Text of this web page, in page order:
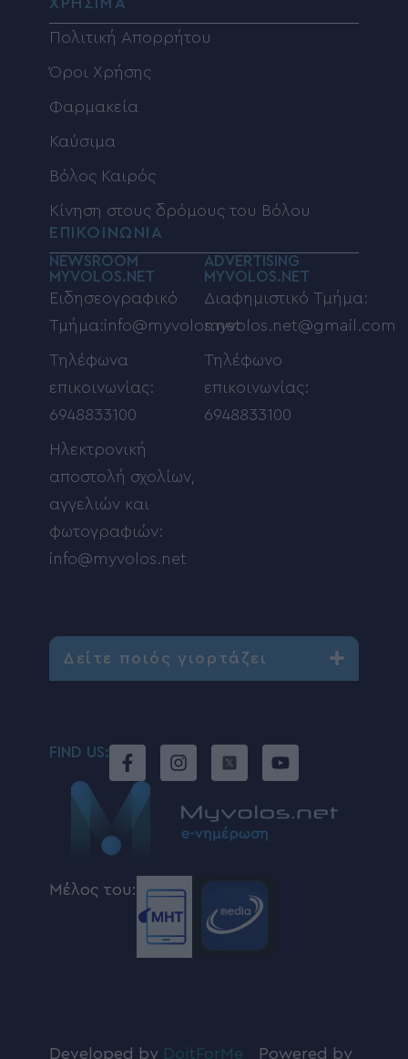
Πολιτική Απορρήτου
Όροι Χρήσης
Φαρμακεία
Καύσιμα
Βόλος Καιρός
Κίνηση στους δρόμους του Βόλου
ΕΠΙΚΟΙΝΩΝΙΑ
NEWSROOM
MYVOLOS.NET
Ειδησεογραφικό
Τμήμα:info@myvolos.net
Τηλέφωνα
επικοινωνίας:
6948833100
Ηλεκτρονική
αποστολή σχολίων,
αγγελιών και
φωτογραφιών:
info@myvolos.net
ADVERTISING
MYVOLOS.NET
Διαφημιστικό Τμήμα:
myvolos.net@gmail.com
Τηλέφωνο
επικοινωνίας:
6948833100
Δείτε ποιός γιορτάζει
FIND US:
Μέλος του:
Developed by DoitForMe Powered by